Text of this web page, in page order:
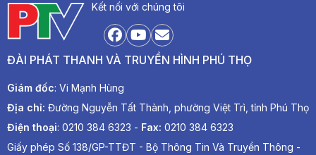
Kết nối với chúng tôi
ĐÀI PHÁT THANH VÀ TRUYỀN HÌNH PHÚ THỌ
Giám đốc: Vi Mạnh Hùng
Địa chỉ: Đường Nguyễn Tất Thành, phường Việt Trì, tỉnh Phú Thọ
Điện thoại: 0210 384 6323 - Fax: 0210 384 6323
Giấy phép Số 138/GP-TTĐT - Bộ Thông Tin Và Truyền Thông -